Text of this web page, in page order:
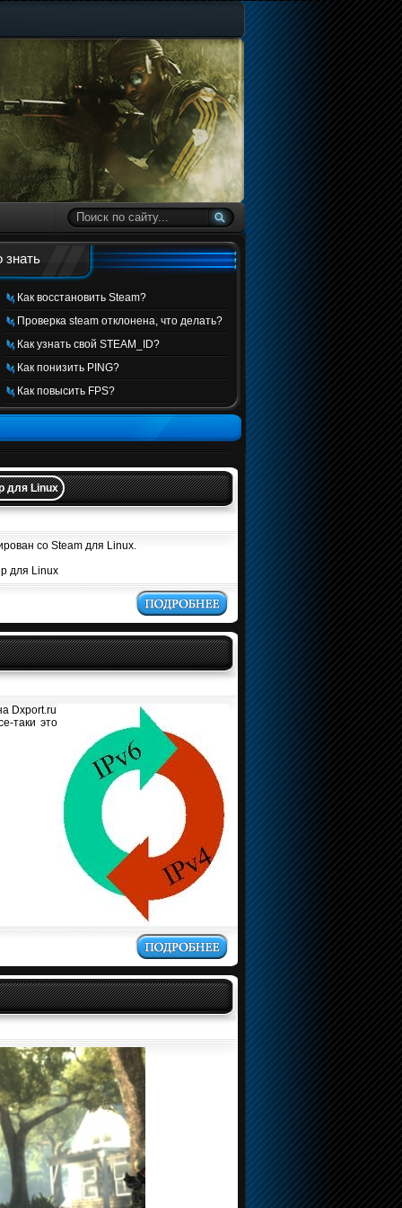
знать
Как восстановить Steam?
Проверка steam отклонена, что делать?
Как узнать свой STEAM_ID?
Как понизить PING?
Как повысить FPS?
для Linux
со Steam для Linux.
Dxport.ru
таки это